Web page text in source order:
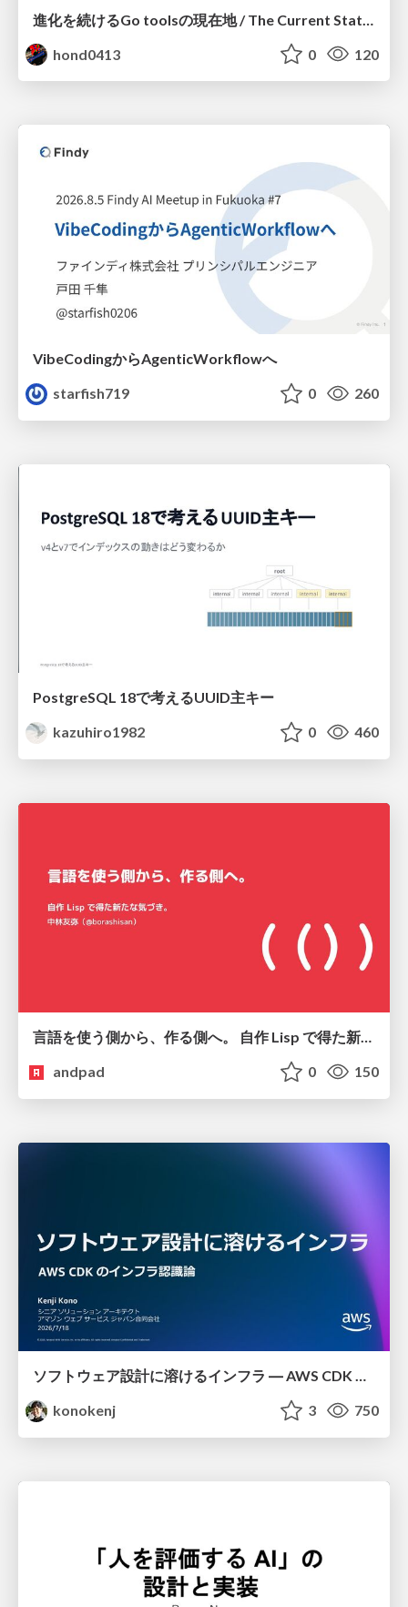
hond0413
0 120
VibeCodingからAgenticWorkflowへ
starfish719
0 260
PostgreSQL 18で考えるUUID主キー
kazuhiro1982
0 460
andpad
0 150
ソフトウェア設計に溶けるインフラ ― AWS CDK のインフラ認識論
konokenj
3 750